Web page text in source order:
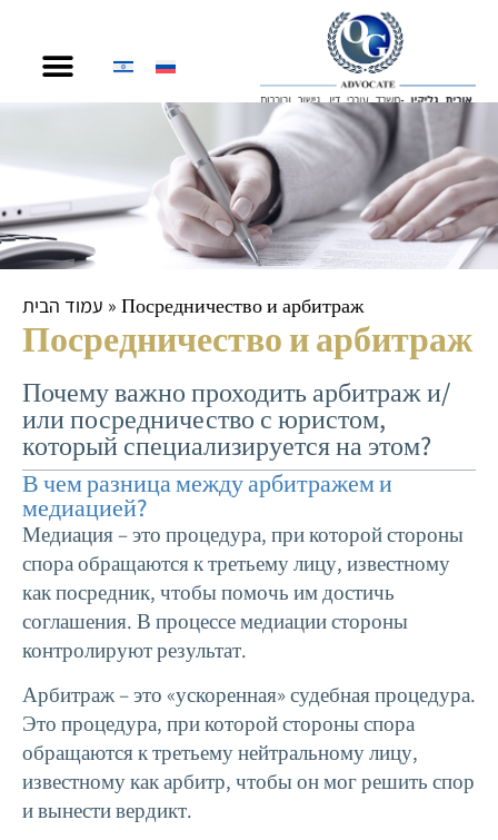
עמוד הבית » Посредничество и арбитраж
Посредничество и арбитраж
Почему важно проходить арбитраж и/
или посредничество с юристом,
который специализируется на этом?
В чем разница между арбитражем и
медиацией?
Медиация – это процедура, при которой стороны
спора обращаются к третьему лицу, известному
как посредник, чтобы помочь им достичь
соглашения. В процессе медиации стороны
контролируют результат.
Арбитраж – это «ускоренная» судебная процедура.
Это процедура, при которой стороны спора
обращаются к третьему нейтральному лицу,
известному как арбитр, чтобы он мог решить спор
и вынести вердикт.